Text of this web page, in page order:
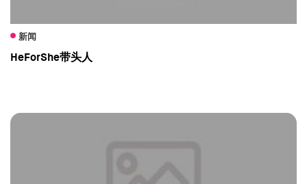
新闻
HeForShe带头人